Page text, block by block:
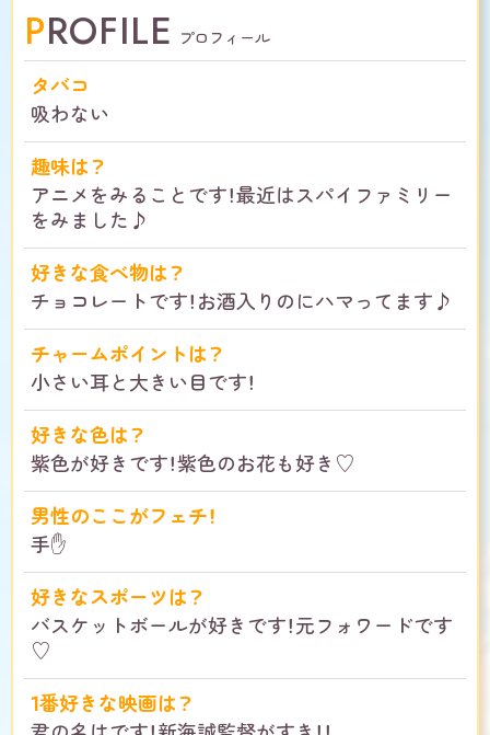
PROFILE プロフィール
タバコ
吸わない
趣味は？
アニメをみることです！最近はスパイファミリー
をみました♪
好きな食べ物は？
チョコレートです！お酒入りのにハマってます♪
チャームポイントは？
小さい耳と大きい目です！
好きな色は？
紫色が好きです！紫色のお花も好き♡
男性のここがフェチ！
手✋
好きなスポーツは？
バスケットボールが好きです！元フォワードです
♡
1番好きな映画は？